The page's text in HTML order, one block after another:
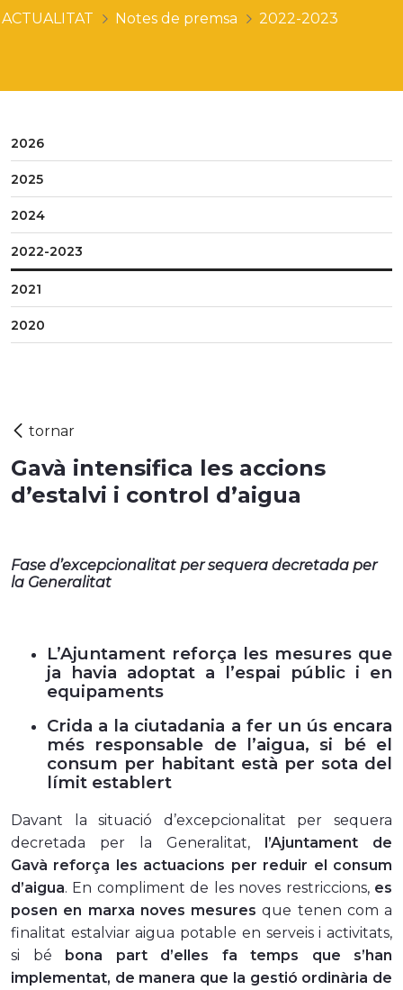
ACTUALITAT Notes de premsa 2022-2023
2026
2025
2024
2022-2023
2021
2020
Gavà intensifica les accions
d’estalvi i control d’aigua
Fase d’excepcionalitat per sequera decretada per
la Generalitat
L’Ajuntament reforça les mesures que
ja havia adoptat a l’espai públic i en
equipaments
Crida a la ciutadania a fer un ús encara
més responsable de l’aigua, si bé el
consum per habitant està per sota del
límit establert
Davant la situació d’excepcionalitat per sequera
decretada per la Generalitat, l’Ajuntament de
Gavà reforça les actuacions per reduir el consum
d’aigua. En compliment de les noves restriccions, es
posen en marxa noves mesures que tenen com a
finalitat estalviar aigua potable en serveis i activitats,
si bé bona part d’elles fa temps que s’han
implementat, de manera que la gestió ordinària de